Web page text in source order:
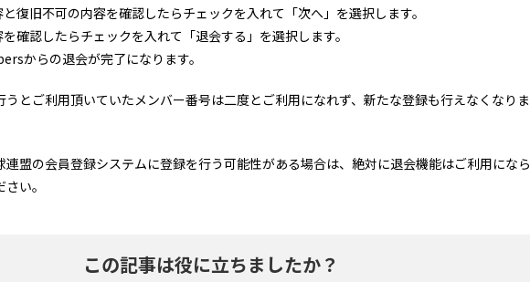
復旧不可の内容を確認したらチェックを入れて「次へ」を選択します。
確認したらチェックを入れて「退会する」を選択します。
からの退会が完了になります。
うとご利用頂いていたメンバー番号は二度とご利用になれず、新たな登録も行えなくなりま
連盟の会員登録システムに登録を行う可能性がある場合は、絶対に退会機能はご利用になら
い。
この記事は役に立ちましたか？